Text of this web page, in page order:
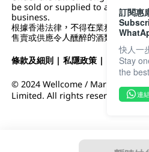
be sold or supplied to a minor
business.
根據香港法律，不得在業務過程中，
售賣或供應令人醺醉的酒類。
條款及細則 |私隱政策 | DFI零售集
© 2024 Wellcome / Market Place.
Limited. All rights reserved.
訂閱惠
快人一
Stay
the
連